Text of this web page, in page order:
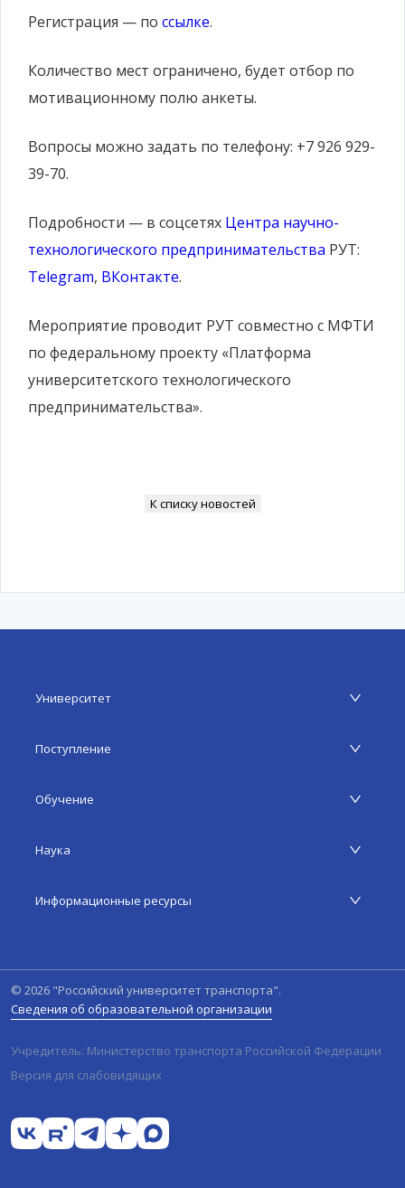
Регистрация — по ссылке.
Количество мест ограничено, будет отбор по
мотивационному полю анкеты.
Вопросы можно задать по телефону: +7 926 929-
39-70.
Подробности — в соцсетях Центра научно-
технологического предпринимательства РУТ:
Telegram, ВКонтакте.
Мероприятие проводит РУТ совместно с МФТИ
по федеральному проекту «Платформа
университетского технологического
предпринимательства».
К списку новостей
Университет
Поступление
Обучение
Наука
Информационные ресурсы
© 2026 "Российский университет транспорта".
Сведения об образовательной организации
Учредитель: Министерство транспорта Российской Федерации
Версия для слабовидящих